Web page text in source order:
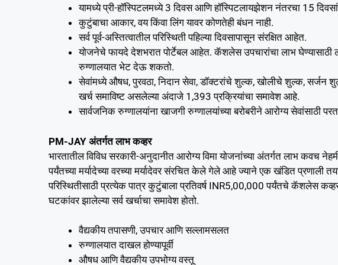
यामध्ये प्री-हॉस्पिटलमध्ये 3 दिवस आणि हॉस्पिटलायझेशन नंतरचा 15
कुटुंबाचा आकार, वय किंवा लिंग यावर कोणतेही बंधन नाही.
सर्व पूर्व-अस्तित्वातील परिस्थिती पहिल्या दिवसापासून संरक्षित आहेत.
योजनेचे फायदे देशभरात पोर्टेबल आहेत. कॅशलेस उपचारांचा लाभ घेण्यासाठी
रुग्णालयात भेट देऊ शकतो.
सेवांमध्ये औषध, पुरवठा, निदान सेवा, डॉक्टरांचे शुल्क, खोलीचे शुल्क, सर्जन
खर्च समाविष्ट असलेल्या अंदाजे 1,393 प्रक्रियांचा समावेश आहे.
सार्वजनिक रुग्णालयांना खाजगी रुग्णालयांच्या बरोबरीने आरोग्य सेवांसाठी
PM-JAY अंतर्गत लाभ कव्हर
भारतातील विविध सरकारी-अनुदानीत आरोग्य विमा योजनांच्या अंतर्गत लाभ कवच
पर्यंतच्या मर्यादेच्या वरच्या मर्यादेवर संरचित केले गेले आहे ज्याने एक खंडित
परिस्थितीसाठी प्रत्येक पात्र कुटुंबाला प्रतिवर्ष INR5,00,000 पर्यंतचे कॅशलेस
घटकांवर झालेल्या सर्व खर्चाचा समावेश होतो.
वैद्यकीय तपासणी, उपचार आणि सल्लामसलत
रुग्णालयात दाखल होण्यापूर्वी
औषध आणि वैद्यकीय उपभोग्य वस्तू